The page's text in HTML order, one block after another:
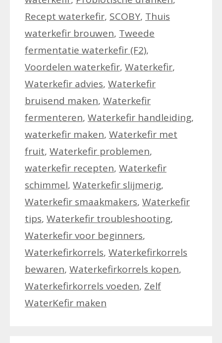
Recept waterkefir, SCOBY, Thuis
waterkefir brouwen, Tweede
fermentatie waterkefir (F2),
Voordelen waterkefir, Waterkefir,
Waterkefir advies, Waterkefir
bruisend maken, Waterkefir
fermenteren, Waterkefir handleiding,
waterkefir maken, Waterkefir met
fruit, Waterkefir problemen,
waterkefir recepten, Waterkefir
schimmel, Waterkefir slijmerig,
Waterkefir smaakmakers, Waterkefir
tips, Waterkefir troubleshooting,
Waterkefir voor beginners,
Waterkefirkorrels, Waterkefirkorrels
bewaren, Waterkefirkorrels kopen,
Waterkefirkorrels voeden, Zelf
WaterKefir maken